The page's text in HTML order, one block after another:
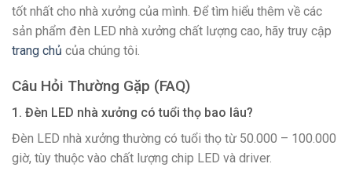
tốt nhất cho nhà xưởng của mình. Để tìm hiểu thêm về các
sản phẩm đèn LED nhà xưởng chất lượng cao, hãy truy cập
trang chủ của chúng tôi.
Câu Hỏi Thường Gặp (FAQ)
1. Đèn LED nhà xưởng có tuổi thọ bao lâu?
Đèn LED nhà xưởng thường có tuổi thọ từ 50.000 – 100.000
giờ, tùy thuộc vào chất lượng chip LED và driver.